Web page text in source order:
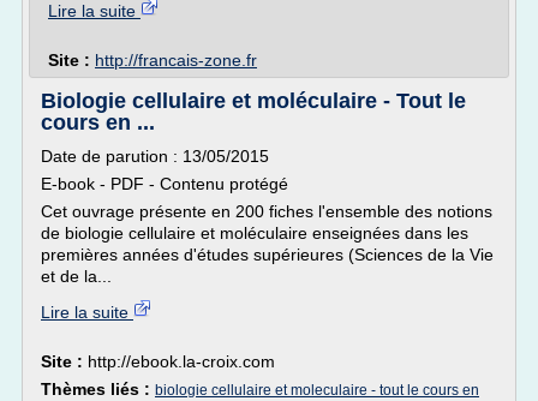
Lire la suite
Site : http://francais-zone.fr
Biologie cellulaire et moléculaire - Tout le
cours en ...
Date de parution : 13/05/2015
E-book - PDF - Contenu protégé
Cet ouvrage présente en 200 fiches l'ensemble des notions
de biologie cellulaire et moléculaire enseignées dans les
premières années d'études supérieures (Sciences de la Vie
et de la...
Lire la suite
Site : http://ebook.la-croix.com
Thèmes liés : biologie cellulaire et moleculaire - tout le cours en